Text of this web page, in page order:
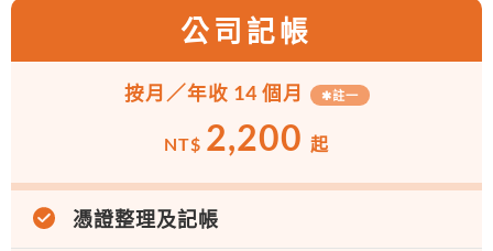
公司記帳
按月／年收 14 個月 ✱註一
NT$ 2,200 起
憑證整理及記帳